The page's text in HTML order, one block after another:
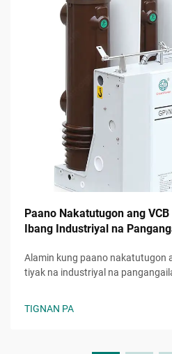
Paano Nakatutugon ang
Ibang Industriyal na
Alamin kung paano nakatutugon
tiyak na industriyal na
TIGNAN PA